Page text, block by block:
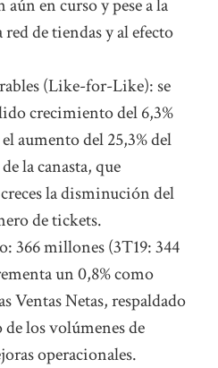
en curso y pese a la
de tiendas y al efecto
(Like-for-Like): se
crecimiento del 6,3%
aumento del 25,3% del
la canasta, que
la disminución del
de tickets.
366 millones (3T19: 344
un 0,8% como
Ventas Netas, respaldado
los volúmenes de
operacionales.